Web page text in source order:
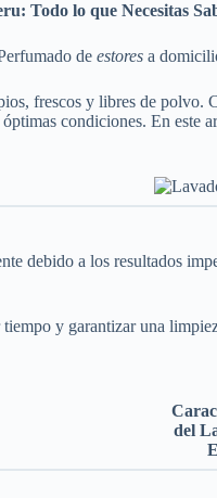
Todo lo que Necesitas
de estores a
frescos y libres de
óptimas condiciones. En este
debido a los resultados
y garantizar una
del